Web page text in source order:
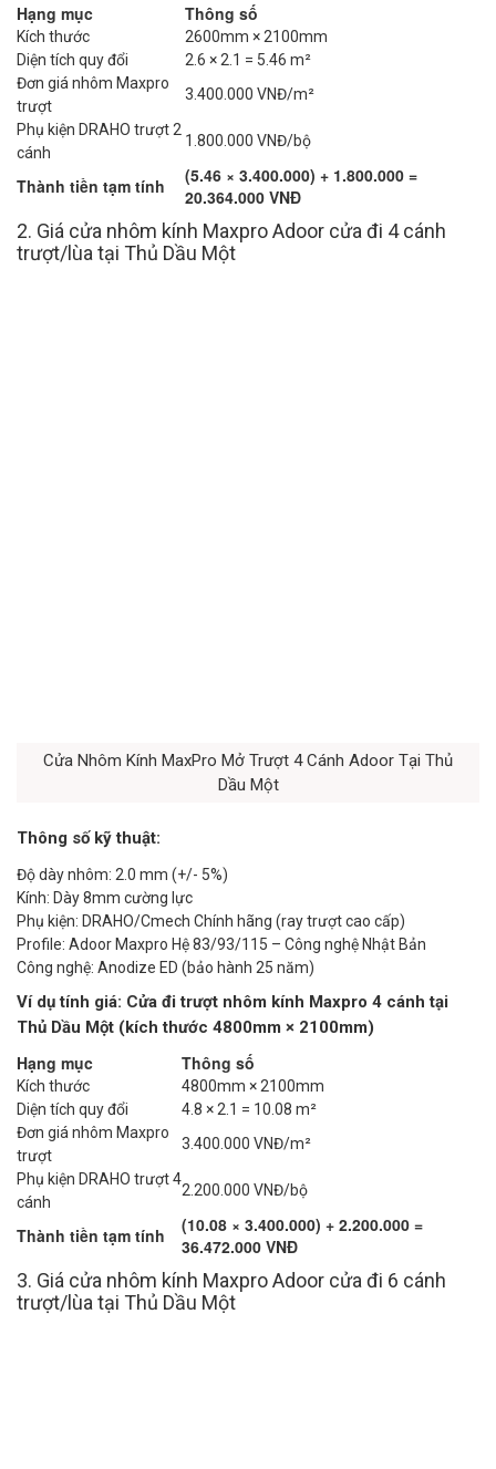
Hạng mục Thông số
Kích thước
2600mm × 2100mm
Diện tích quy đổi
2.6 × 2.1 = 5.46 m²
Đơn giá nhôm Maxpro
trượt
3.400.000 VNĐ/m²
Phụ kiện DRAHO trượt 2
cánh
1.800.000 VNĐ/bộ
Thành tiền tạm tính
(5.46 × 3.400.000) + 1.800.000 =
20.364.000 VNĐ
2. Giá cửa nhôm kính Maxpro Adoor cửa đi 4 cánh
trượt/lùa tại Thủ Dầu Một
Cửa Nhôm Kính MaxPro Mở Trượt 4 Cánh Adoor Tại Thủ
Dầu Một
Thông số kỹ thuật:
Độ dày nhôm: 2.0 mm (+/- 5%)
Kính: Dày 8mm cường lực
Phụ kiện: DRAHO/Cmech Chính hãng (ray trượt cao cấp)
Profile: Adoor Maxpro Hệ 83/93/115 – Công nghệ Nhật Bản
Công nghệ: Anodize ED (bảo hành 25 năm)
Ví dụ tính giá: Cửa đi trượt nhôm kính Maxpro 4 cánh tại
Thủ Dầu Một (kích thước 4800mm × 2100mm)
Hạng mục Thông số
Kích thước
4800mm × 2100mm
Diện tích quy đổi
4.8 × 2.1 = 10.08 m²
Đơn giá nhôm Maxpro
trượt
3.400.000 VNĐ/m²
Phụ kiện DRAHO trượt 4
cánh
2.200.000 VNĐ/bộ
Thành tiền tạm tính
(10.08 × 3.400.000) + 2.200.000 =
36.472.000 VNĐ
3. Giá cửa nhôm kính Maxpro Adoor cửa đi 6 cánh
trượt/lùa tại Thủ Dầu Một